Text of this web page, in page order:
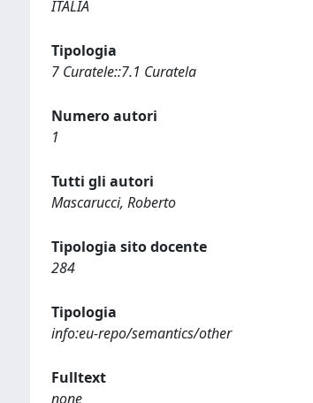
ITALIA
Tipologia
7 Curatele::7.1 Curatela
Numero autori
1
Tutti gli autori
Mascarucci, Roberto
Tipologia sito docente
284
Tipologia
info:eu-repo/semantics/other
Fulltext
none